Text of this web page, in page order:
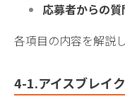
応募者からの質
各項目の内容を解説し
4-1.アイスブレイク